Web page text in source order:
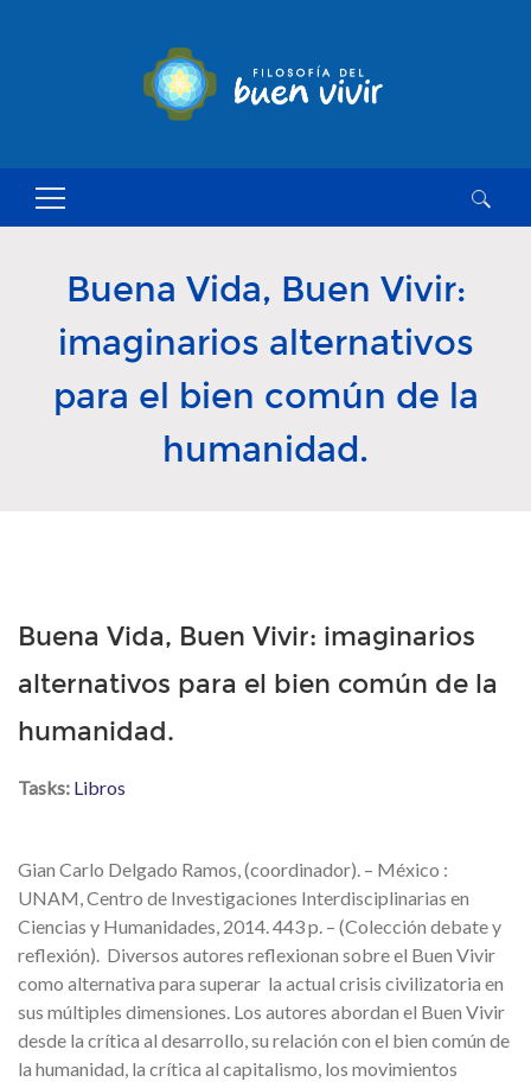
Buscar:Buena Vida, Buen Vivir:
imaginarios alternativos
para el bien común de la
humanidad.
Buena Vida, Buen Vivir: imaginarios
alternativos para el bien común de la
humanidad.
Tasks: Libros
Gian Carlo Delgado Ramos, (coordinador). – México :
UNAM, Centro de Investigaciones Interdisciplinarias en
Ciencias y Humanidades, 2014. 443 p. – (Colección debate y
reflexión). Diversos autores reflexionan sobre el Buen Vivir
como alternativa para superar la actual crisis civilizatoria en
sus múltiples dimensiones. Los autores abordan el Buen Vivir
desde la crítica al desarrollo, su relación con el bien común de
la humanidad, la crítica al capitalismo, los movimientos